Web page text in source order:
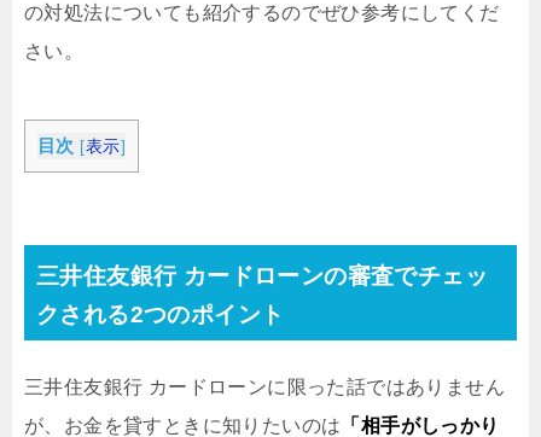
の対処法についても紹介するのでぜひ参考にしてくだ
さい。
目次 [表示]
三井住友銀行 カードローンの審査でチェッ
クされる2つのポイント
三井住友銀行 カードローンに限った話ではありません
が、お金を貸すときに知りたいのは 「相手がしっかり